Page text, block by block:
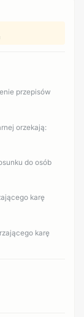
przepisów
orzekają:
do osób
karę
karę